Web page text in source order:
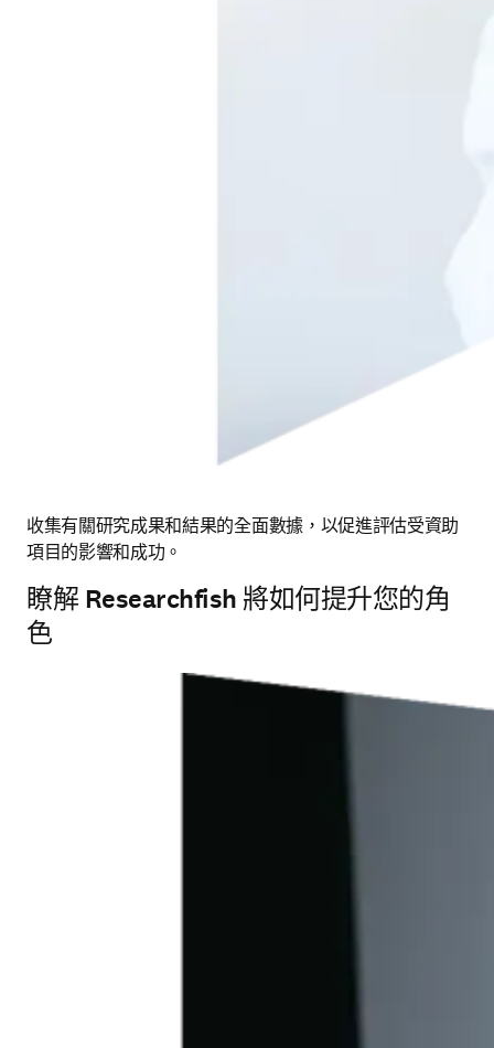
收集有關研究成果和結果的全面數據，以促進評估受資助
項目的影響和成功。
瞭解 Researchfish 將如何提升您的角
色